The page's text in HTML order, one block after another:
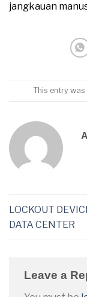
jangkauan
This entry
LOCKOUT
DATA CENTER
Leave a